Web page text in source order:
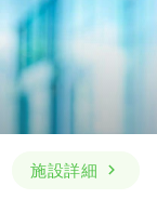
施設詳細